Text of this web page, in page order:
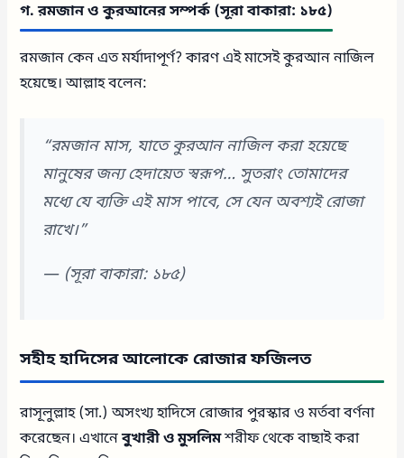
গ. রমজান ও কুরআনের সম্পর্ক (সূরা বাকারা: ১৮৫)
রমজান কেন এত মর্যাদাপূর্ণ? কারণ এই মাসেই কুরআন নাজিল
হয়েছে। আল্লাহ বলেন:
“রমজান মাস, যাতে কুরআন নাজিল করা হয়েছে
মানুষের জন্য হেদায়েত স্বরূপ… সুতরাং তোমাদের
মধ্যে যে ব্যক্তি এই মাস পাবে, সে যেন অবশ্যই রোজা
রাখে।”
— (সূরা বাকারা: ১৮৫)
সহীহ হাদিসের আলোকে রোজার ফজিলত
রাসূলুল্লাহ (সা.) অসংখ্য হাদিসে রোজার পুরস্কার ও মর্তবা বর্ণনা
করেছেন। এখানেবুখারী ও মুসলিমশরীফ থেকে বাছাই করা